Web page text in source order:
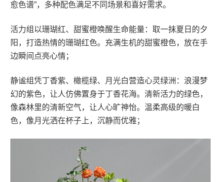
愈色谱”，多种配色满足不同场景和喜好需求。
活力组以珊瑚红、甜蜜橙唤醒生命能量：取一抹夏日的夕
阳，打造热情的珊瑚红色。充满生机的甜蜜橙色，放在手
边瞬间点亮心情；
静谧组凭丁香紫、橄榄绿、月光白营造心灵绿洲：浪漫梦
幻的紫色，让人仿佛置身于丁香花海。清新活力的绿色，
像森林里的清新空气，让人心旷神怡。温柔高级的暖白
色，像月光洒在杯子上，沉静而优雅；